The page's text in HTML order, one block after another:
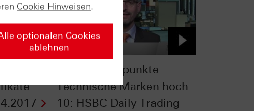
Kumulationspunkte -
Technische Marken hoch
10: HSBC Daily Trading
Cookie Hinweisen.
optionalen Cookies
ablehnen